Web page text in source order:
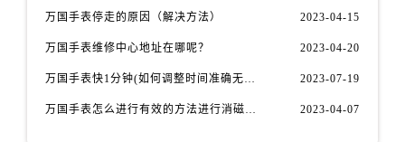
万国手表停走的原因（解决方法） 2023-04-15
万国手表维修中心地址在哪呢？ 2023-04-20
2023-07-19
2023-04-07